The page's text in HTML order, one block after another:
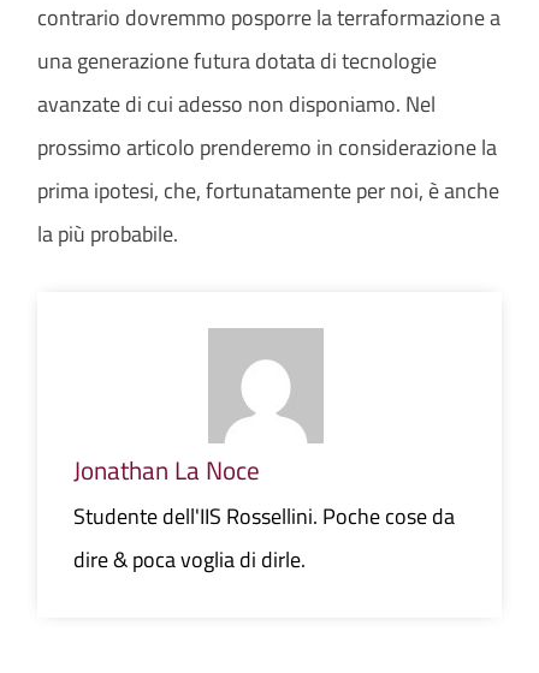
contrario dovremmo posporre la terraformazione a
una generazione futura dotata di tecnologie
avanzate di cui adesso non disponiamo. Nel
prossimo articolo prenderemo in considerazione la
prima ipotesi, che, fortunatamente per noi, è anche
la più probabile.
Jonathan La Noce
Studente dell'IIS Rossellini. Poche cose da
dire & poca voglia di dirle.